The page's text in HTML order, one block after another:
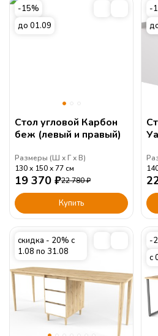
-15%
до 01.09
Стол угловой Карбон
беж (левый и правый)
Размеры (Ш Г В)
130
150 77 см
19 370 ₽22 780₽
Купить
-
скидка - 20% с
1.08 по 31.08
-
с